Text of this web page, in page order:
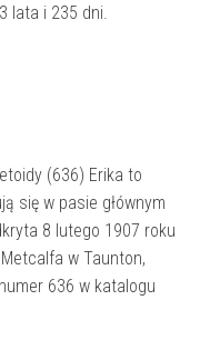
lata i 235 dni.
(636) Erika to
się w pasie głównym
8 lutego 1907 roku
w Taunton,
636 w katalogu